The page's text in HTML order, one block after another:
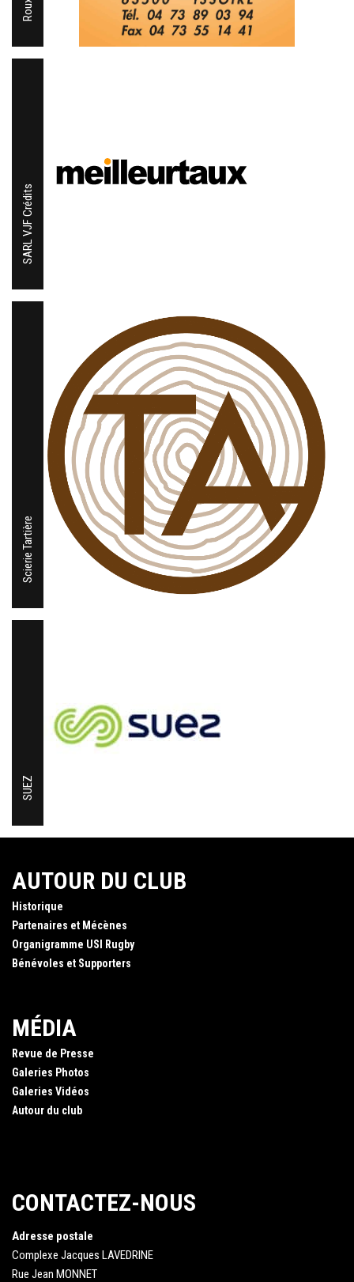
SARL VJF Crédits
Scierie Tartière
SUEZ
AUTOUR DU CLUB
Historique
Partenaires et Mécènes
Organigramme USI Rugby
Bénévoles et Supporters
MÉDIA
Revue de Presse
Galeries Photos
Galeries Vidéos
Autour du club
CONTACTEZ-NOUS
Adresse postale
Complexe Jacques LAVEDRINE
Rue Jean MONNET